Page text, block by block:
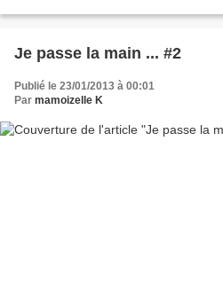
Je passe la main ... #2
Publié le 23/01/2013 à 00:01
Par mamoizelle K